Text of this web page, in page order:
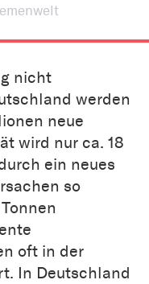
nicht
werden
neue
wird nur ca. 18
ein neues
so
oft in der
In Deutschland